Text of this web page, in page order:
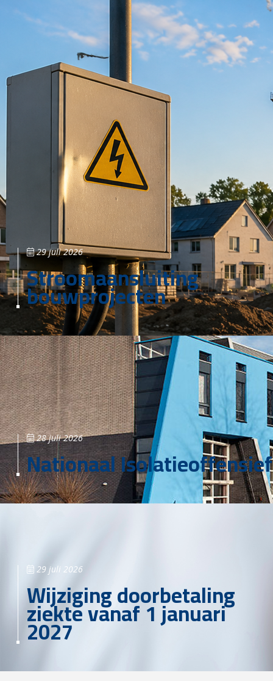
29 juli 2026
Stroomaansluiting
bouwprojecten
28 juli 2026
Nationaal Isolatieoffensief
29 juli 2026
Wijziging doorbetaling
ziekte vanaf 1 januari
2027